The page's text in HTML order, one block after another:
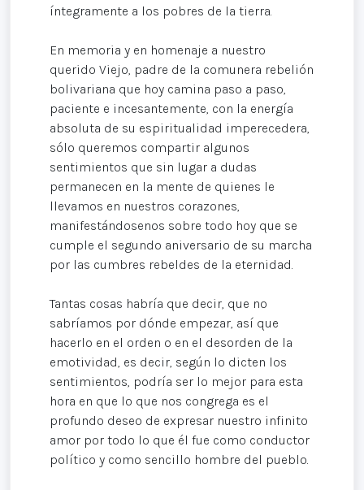
íntegramente a los pobres de la tierra.
En memoria y en homenaje a nuestro
querido Viejo, padre de la comunera rebelión
bolivariana que hoy camina paso a paso,
paciente e incesantemente, con la energía
absoluta de su espiritualidad imperecedera,
sólo queremos compartir algunos
sentimientos que sin lugar a dudas
permanecen en la mente de quienes le
llevamos en nuestros corazones,
manifestándosenos sobre todo hoy que se
cumple el segundo aniversario de su marcha
por las cumbres rebeldes de la eternidad.
Tantas cosas habría que decir, que no
sabríamos por dónde empezar, así que
hacerlo en el orden o en el desorden de la
emotividad, es decir, según lo dicten los
sentimientos, podría ser lo mejor para esta
hora en que lo que nos congrega es el
profundo deseo de expresar nuestro infinito
amor por todo lo que él fue como conductor
político y como sencillo hombre del pueblo.